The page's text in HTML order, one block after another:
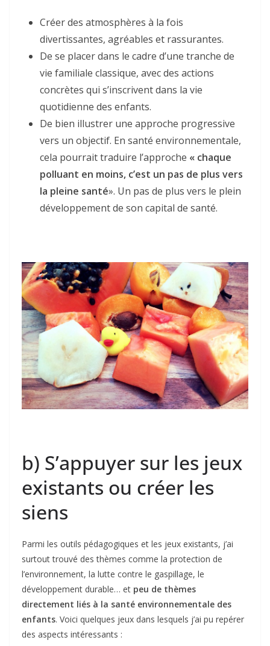
Créer des atmosphères à la fois
divertissantes, agréables et rassurantes.
De se placer dans le cadre d’une tranche de
vie familiale classique, avec des actions
concrètes qui s’inscrivent dans la vie
quotidienne des enfants.
De bien illustrer une approche progressive
vers un objectif. En santé environnementale,
cela pourrait traduire l’approche « chaque
polluant en moins, c’est un pas de plus vers
la pleine santé». Un pas de plus vers le plein
développement de son capital de santé.
b) S’appuyer sur les jeux
existants ou créer les
siens
Parmi les outils pédagogiques et les jeux existants, j’ai
surtout trouvé des thèmes comme la protection de
l’environnement, la lutte contre le gaspillage, le
développement durable… et peu de thèmes
directement liés à la santé environnementale des
enfants. Voici quelques jeux dans lesquels j’ai pu repérer
des aspects intéressants :